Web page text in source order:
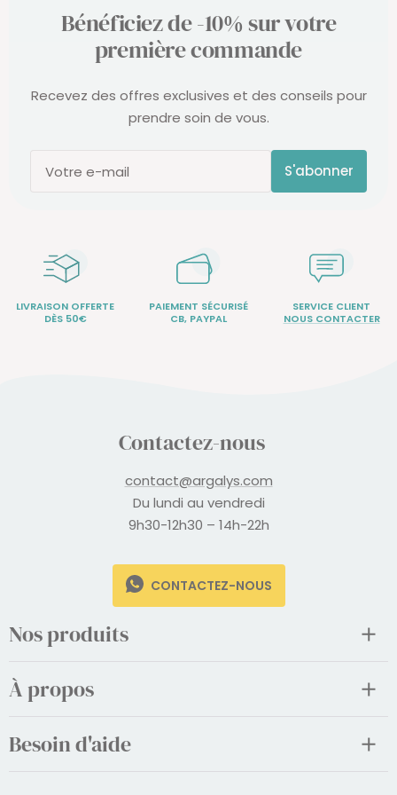
Bénéficiez de -10% sur votre
première commande
Recevez des offres exclusives et des conseils pour
prendre soin de vous.
Votre e-mail S'abonner
LIVRAISON OFFERTE
DÈS 50€
PAIEMENT SÉCURISÉ
CB, PAYPAL
SERVICE CLIENT
NOUS CONTACTER
Contactez-nous
contact@argalys.com
Du lundi au vendredi
9h30-12h30 – 14h-22h
CONTACTEZ-NOUS
Nos produits
À propos
Besoin d'aide